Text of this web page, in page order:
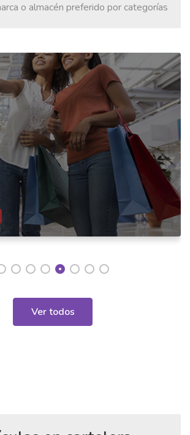
o almacén preferido por categorías
Ver todos